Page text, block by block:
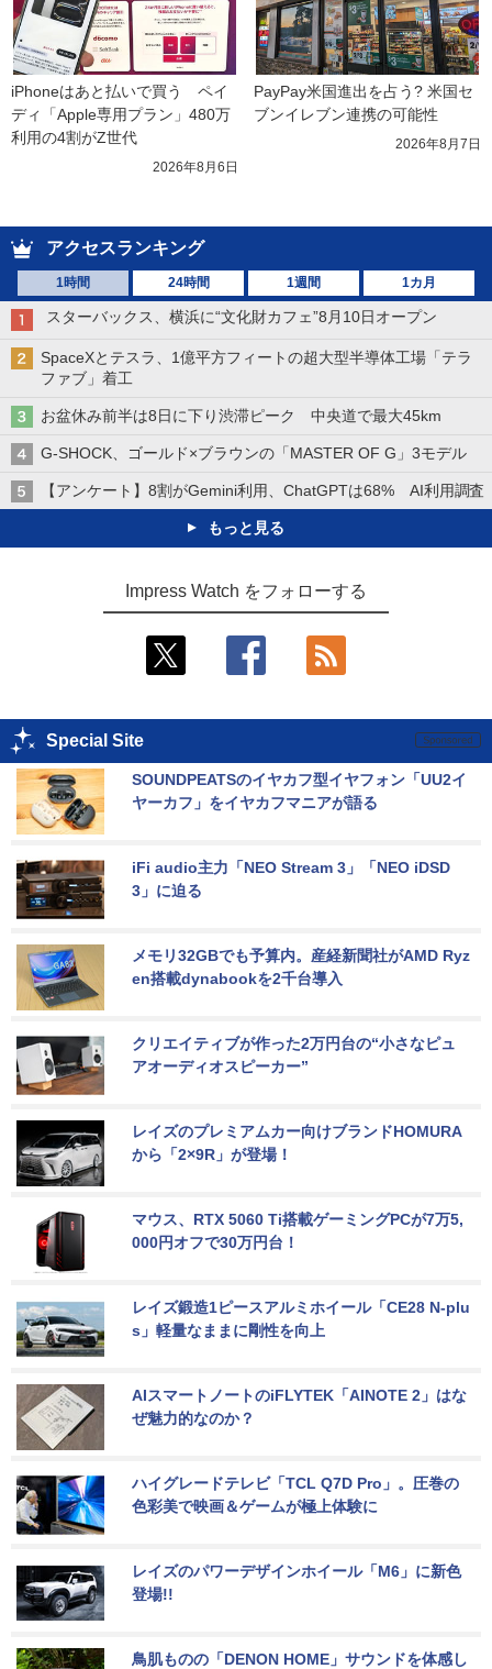
iPhoneはあと払いで買う　ペイ
ディ「Apple専用プラン」480万
利用の4割がZ世代
2026年8月6日
PayPay米国進出を占う? 米国セ
ブンイレブン連携の可能性
2026年8月7日
アクセスランキング
1時間 24時間 1週間 1カ月
スターバックス、横浜に“文化財カフェ”8月10日オープン
SpaceXとテスラ、1億平方フィートの超大型半導体工場「テラ
ファブ」着工
お盆休み前半は8日に下り渋滞ピーク 中央道で最大45km
G-SHOCK、ゴールド×ブラウンの「MASTER OF G」3モデル
【アンケート】8割がGemini利用、ChatGPTは68% AI利用調査
もっと見る
Impress Watch をフォローする
Special Site
SOUNDPEATSのイヤカフ型イヤフォン「UU2イ
ヤーカフ」をイヤカフマニアが語る
iFi audio主力「NEO Stream 3」「NEO iDSD
3」に迫る
メモリ32GBでも予算内。産経新聞社がAMD Ryz
en搭載dynabookを2千台導入
クリエイティブが作った2万円台の“小さなピュ
アオーディオスピーカー”
レイズのプレミアムカー向けブランドHOMURA
から「2×9R」が登場！
マウス、RTX 5060 Ti搭載ゲーミングPCが7万5,
000円オフで30万円台！
レイズ鍛造1ピースアルミホイール「CE28 N-plu
s」軽量なままに剛性を向上
AIスマートノートのiFLYTEK「AINOTE 2」はな
ぜ魅力的なのか？
ハイグレードテレビ「TCL Q7D Pro」。圧巻の
色彩美で映画＆ゲームが極上体験に
レイズのパワーデザインホイール「M6」に新色
登場!!
鳥肌ものの「DENON HOME」サウンドを体感し